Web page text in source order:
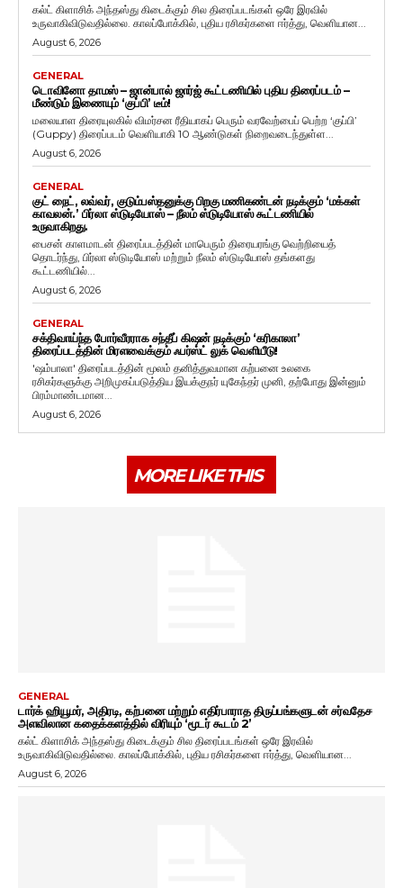
கல்ட் கிளாசிக் அந்தஸ்து கிடைக்கும் சில திரைப்படங்கள் ஒரே இரவில்
உருவாகிவிடுவதில்லை. காலப்போக்கில், புதிய ரசிகர்களை ஈர்த்து, வெளியான...
August 6, 2026
GENERAL
டொவினோ தாமஸ் – ஜான்பால் ஜார்ஜ் கூட்டணியில் புதிய திரைப்படம் –
மீண்டும் இணையும் ‘குப்பி’ டீம்!
மலையாள திரையுலகில் விமர்சன ரீதியாகப் பெரும் வரவேற்பைப் பெற்ற ‘குப்பி’
(Guppy) திரைப்படம் வெளியாகி 10 ஆண்டுகள் நிறைவடைந்துள்ள...
August 6, 2026
GENERAL
குட் நைட், லவ்வர், குடும்பஸ்தனுக்கு பிறகு மணிகண்டன் நடிக்கும் ‘மக்கள்
காவலன்.’ பிர்லா ஸ்டுடியோஸ் – நீலம் ஸ்டுடியோஸ் கூட்டணியில்
உருவாகிறது.
பைசன் காளமாடன் திரைப்படத்தின் மாபெரும் திரையரங்கு வெற்றியைத்
தொடர்ந்து, பிர்லா ஸ்டுடியோஸ் மற்றும் நீலம் ஸ்டுடியோஸ் தங்களது
கூட்டணியில்...
August 6, 2026
GENERAL
சக்திவாய்ந்த போர்வீரராக சந்தீப் கிஷன் நடிக்கும் ‘கரிகாலா’
திரைப்படத்தின் மிரளவைக்கும் ஃபர்ஸ்ட் லுக் வெளியீடு!
'ஷம்பாலா' திரைப்படத்தின் மூலம் தனித்துவமான கற்பனை உலகை
ரசிகர்களுக்கு அறிமுகப்படுத்திய இயக்குநர் யுகேந்தர் முனி, தற்போது இன்னும்
பிரம்மாண்டமான...
August 6, 2026
MORE LIKE THIS
GENERAL
டார்க் ஹியூமர், அதிரடி, கற்பனை மற்றும் எதிர்பாராத திருப்பங்களுடன் சர்வதேச
அளவிலான கதைக்களத்தில் விரியும் ‘மூடர் கூடம் 2’
கல்ட் கிளாசிக் அந்தஸ்து கிடைக்கும் சில திரைப்படங்கள் ஒரே இரவில்
உருவாகிவிடுவதில்லை. காலப்போக்கில், புதிய ரசிகர்களை ஈர்த்து, வெளியான...
August 6, 2026